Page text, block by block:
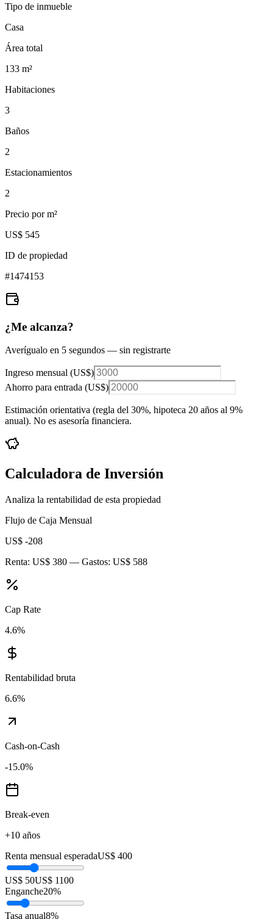
Tipo de inmueble
Casa
Área total
133 m²
Habitaciones
3
Baños
2
Estacionamientos
2
Precio por m²
US$ 545
ID de propiedad
#1474153
¿Me alcanza?
Averígualo en 5 segundos — sin registrarte
Ingreso mensual (US$)
Ahorro para entrada (US$)
Estimación orientativa (regla del 30%, hipoteca 20 años al 9%
anual). No es asesoría financiera.
Calculadora de Inversión
Analiza la rentabilidad de esta propiedad
Flujo de Caja Mensual
US$ -208
Renta: US$ 380 — Gastos: US$ 588
Cap Rate
4.6%
Rentabilidad bruta
6.6%
Cash-on-Cash
-15.0%
Break-even
+10 años
Renta mensual esperadaUS$ 400
US$ 50US$ 1100
Enganche20%
Tasa anual8%